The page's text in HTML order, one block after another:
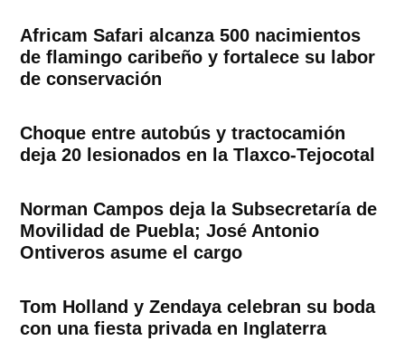
Africam Safari alcanza 500 nacimientos
de flamingo caribeño y fortalece su labor
de conservación
Choque entre autobús y tractocamión
deja 20 lesionados en la Tlaxco-Tejocotal
Norman Campos deja la Subsecretaría de
Movilidad de Puebla; José Antonio
Ontiveros asume el cargo
Tom Holland y Zendaya celebran su boda
con una fiesta privada en Inglaterra